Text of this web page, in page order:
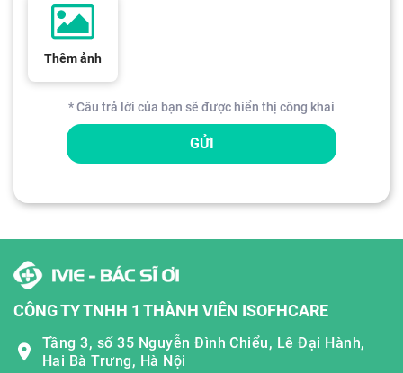
Thêm ảnh
* Câu trả lời của bạn sẽ được hiển thị công khai
GỬI
CÔNG TY TNHH 1 THÀNH VIÊN ISOFHCARE
Tầng 3, số 35 Nguyễn Đình Chiểu, Lê Đại Hành,
Hai Bà Trưng, Hà Nội